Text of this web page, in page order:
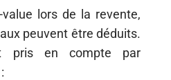
lors de la revente,
peuvent être déduits.
pris en compte par